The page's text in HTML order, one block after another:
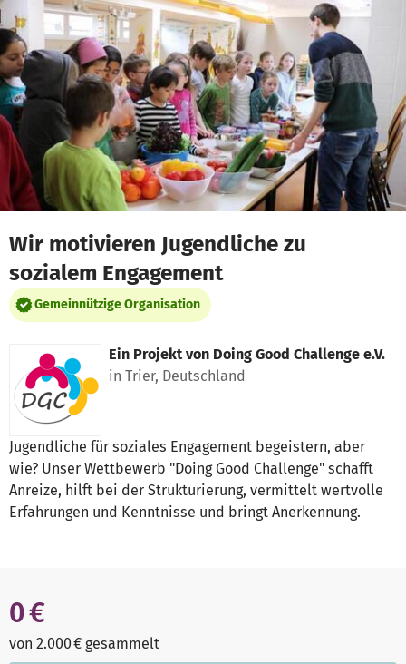
Zum Hauptinhalt springen
Erklärung zur Barrierefreiheit anzeigen
Wir motivieren Jugendliche zu
sozialem Engagement
Gemeinnützige Organisation
Ein Projekt von Doing Good Challenge e.V.
in Trier, Deutschland
Jugendliche für soziales Engagement begeistern, aber
wie? Unser Wettbewerb "Doing Good Challenge" schafft
Anreize, hilft bei der Strukturierung, vermittelt wertvolle
Erfahrungen und Kenntnisse und bringt Anerkennung.
0 €
von 2.000 € gesammelt